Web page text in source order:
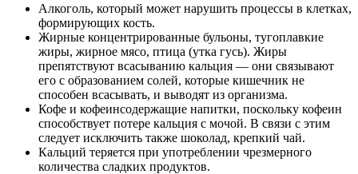
Алкоголь, который может нарушить процессы в клетках,
формирующих кость.
Жирные концентрированные бульоны, тугоплавкие
жиры, жирное мясо, птица (утка гусь). Жиры
препятствуют всасыванию кальция — они связывают
его с образованием солей, которые кишечник не
способен всасывать, и выводят из организма.
Кофе и кофеинсодержащие напитки, поскольку кофеин
способствует потере кальция с мочой. В связи с этим
следует исключить также шоколад, крепкий чай.
Кальций теряется при употреблении чрезмерного
количества сладких продуктов.